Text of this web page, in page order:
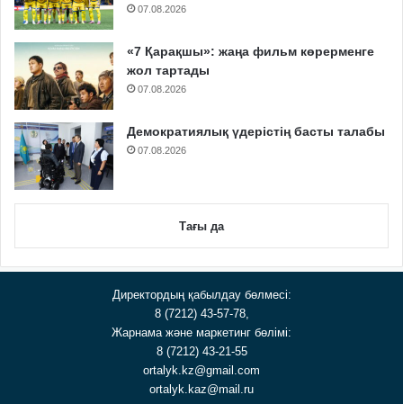
07.08.2026
«7 Қарақшы»: жаңа фильм көрерменге
жол тартады
07.08.2026
Демократиялық үдерістің басты талабы
07.08.2026
Тағы да
Директордың қабылдау бөлмесі:
8 (7212) 43-57-78,
Жарнама және маркетинг бөлімі:
8 (7212) 43-21-55
ortalyk.kz@gmail.com
ortalyk.kaz@mail.ru